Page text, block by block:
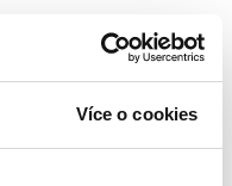
Více o cookies